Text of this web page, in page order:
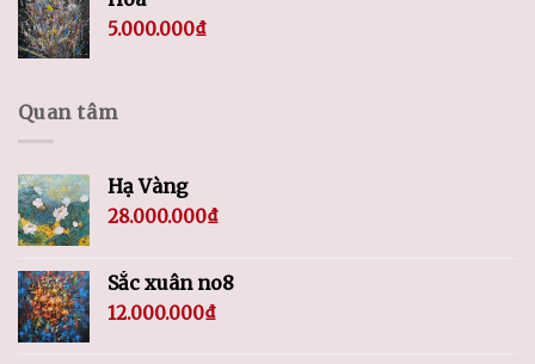
5.000.000₫
Quan tâm
Hạ Vàng
28.000.000₫
Sắc xuân no8
12.000.000₫